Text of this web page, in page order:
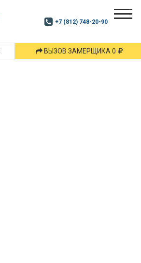
+7 (812) 748-20-90
ВЫЗОВ ЗАМЕРЩИКА 0
Дзен